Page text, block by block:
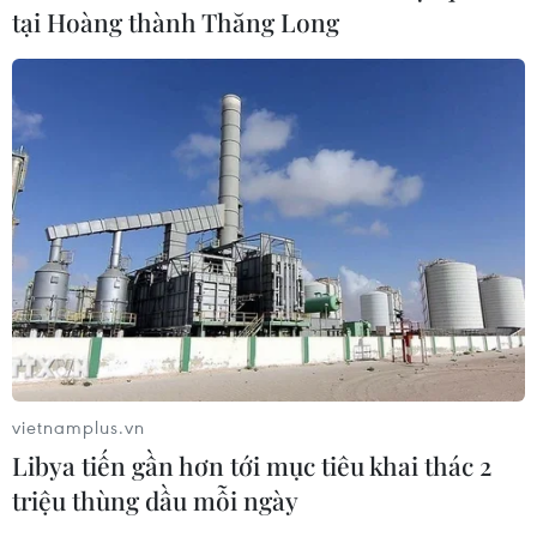
NATO ưu tiên đẩy nhanh chuyển
giao hệ thống phòng không cho
Ukraine
06/08/2026 12:24
Thắt chặt tình hữu nghị sắt son giữa
các cựu chuyên gia quân sự Nga với
Việt Nam
06/08/2026 06:23
Anh công bố kết quả điều tra ban
đầu vụ đâm dao ở trung tâm London
06/08/2026 06:00
tại Hoàng thành Thăng Long
vietnamplus.vn
Libya tiến gần hơn tới mục tiêu khai thác 2
triệu thùng dầu mỗi ngày